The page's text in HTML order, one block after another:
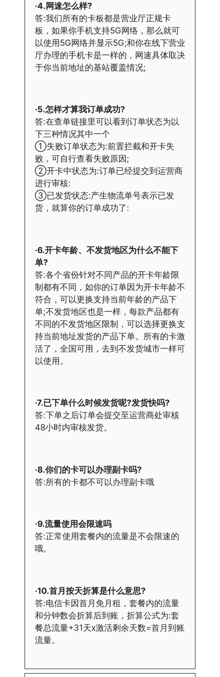
·4.网速怎么样?
答:我们所有的卡板都是营业厅正规卡
板，如果你手机支持5G网络，那么就可
以使用5G网络并显示5G;和你在线下营业
厅办理的手机卡是一样的，网速具体取决
于你当前地址的基站覆盖情况;
·5.怎样才算我订单成功?
答:在查单链接里可以看到订单状态为以
下三种情况其中一个
①失败订单状态为:前置拦截和开卡失
败，可自行查看失败原因;
②开卡中状态为:订单已经提交到运营商
进行审核:
③已发货状态:产生物流单号表示已发
货，就算你的订单成功了:
·6.开卡年龄、不发货地区为什么不能下
单?
答:各个省份针对不同产品的开卡年龄限
制都有不同，如你的订单因为开卡年龄不
符合，可以更换支持当前年龄的产品下
单;不发货地区也是一样，每款产品都有
不同的不发货地区限制，可以选择更换支
持当前地址发货的产品下单。所有的卡激
活了，全国可用，去到不发货城市一样可
以使用。
·7.已下单什么时候发货呢?发货快吗?
答:下单之后订单会提交至运营商处审核
48小时内审核发货。
·8.你们的卡可以办理副卡吗?
答:所有的卡都不可以办理副卡哦
·9.流量使用会限速吗
答:正常使用套餐内的流量是不会限速的
哦。
·10.首月按天折算是什么意思?
答:电信卡因首月免月租，套餐内的流量
和分钟数会折算后到账，折算公式为:套
餐总流量+31天x激活剩余天数=首月到账
流量。